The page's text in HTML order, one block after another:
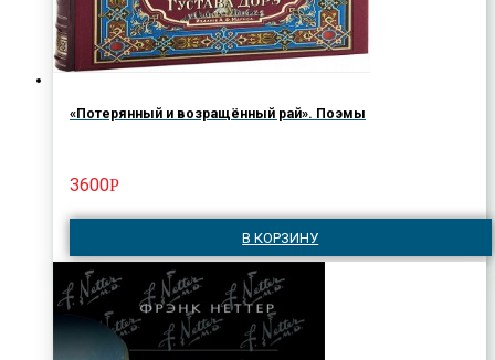
«Потерянный и возращённый рай». Поэмы
3600Р
В КОРЗИНУ